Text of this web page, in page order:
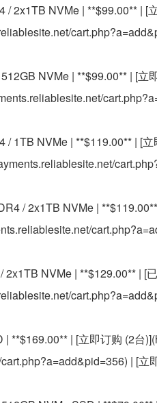
/ 2x1TB NVMe | **$99.00** | [
NVMe | **$99.00** | [立
/ 1TB NVMe | **$119.00** | [
/ 2x1TB NVMe |
2x1TB NVMe | **$129.00** | [
**$169.00** | [立即订购 (2台
| [立